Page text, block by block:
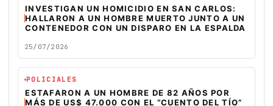
INVESTIGAN UN HOMICIDIO EN SAN CARLOS:
HALLARON A UN HOMBRE MUERTO JUNTO A UN
CONTENEDOR CON UN DISPARO EN LA ESPALDA
25/07/2026
POLICIALES
ESTAFARON A UN HOMBRE DE 82 AÑOS POR
MÁS DE US$ 47.000 CON EL “CUENTO DEL TÍO”